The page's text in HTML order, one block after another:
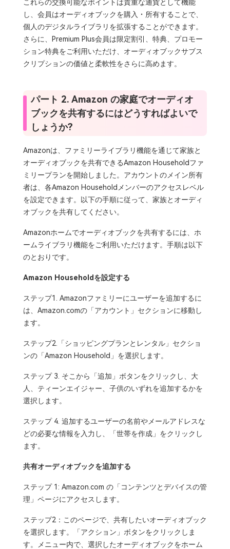
これらの交換可能なポイントは貴重な通貨として機能
し、会員はオーディオブックを購入・所有することで、
個人のデジタルライブラリを拡張することができます。
さらに、Premium Plus会員は限定割引、特典、プロモー
ション特典をご利用いただけ、オーディオブックサブス
クリプションの価値と柔軟性をさらに高めます。
パート 2. Amazon の家庭でオーディオ
ブックを共有するにはどうすればよいで
しょうか?
Amazonは、ファミリーライブラリ機能を通じて家族と
オーディオブックを共有できるAmazon Householdファ
ミリープランを開始しました。アカ​​ウントのメイン所有
者は、各Amazon Householdメンバーのアクセスレベル
を設定できます。以下の手順に従って、家族とオーディ
オブックを共有してください。
Amazonホームでオーディオブックを共有するには、ホ
ームライブラリ機能をご利用いただけます。手順は以下
のとおりです。
Amazon Householdを設定する
ステップ1. Amazonファミリーにユーザーを追加するに
は、Amazon.comの「アカウント」セクションに移動し
ます。
ステップ2.「ショッピングプランとレンタル」セクショ
ンの「Amazon Household」を選択します。
ステップ 3. そこから「追加」ボタンをクリックし、大
人、ティーンエイジャー、子供のいずれを追加するかを
選択します。
ステップ 4. 追加するユーザーの名前やメールアドレスな
どの必要な情報を入力し、「世帯を作成」をクリックし
ます。
共有オーディオブックを追加する
ステップ 1: Amazon.com の「コンテンツとデバイスの管
理」ページにアクセスします。
ステップ2：このページで、共有したいオーディオブック
を選択します。「アクション」ボタンをクリックしま
す。メニュー内で、選択したオーディオブックをホーム